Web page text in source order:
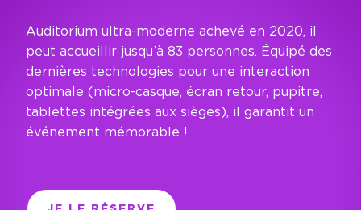
Auditorium ultra-moderne achevé en 2020, il
peut accueillir jusqu’à 83 personnes. Équipé des
dernières technologies pour une interaction
optimale (micro-casque, écran retour, pupitre,
tablettes intégrées aux sièges), il garantit un
événement mémorable !